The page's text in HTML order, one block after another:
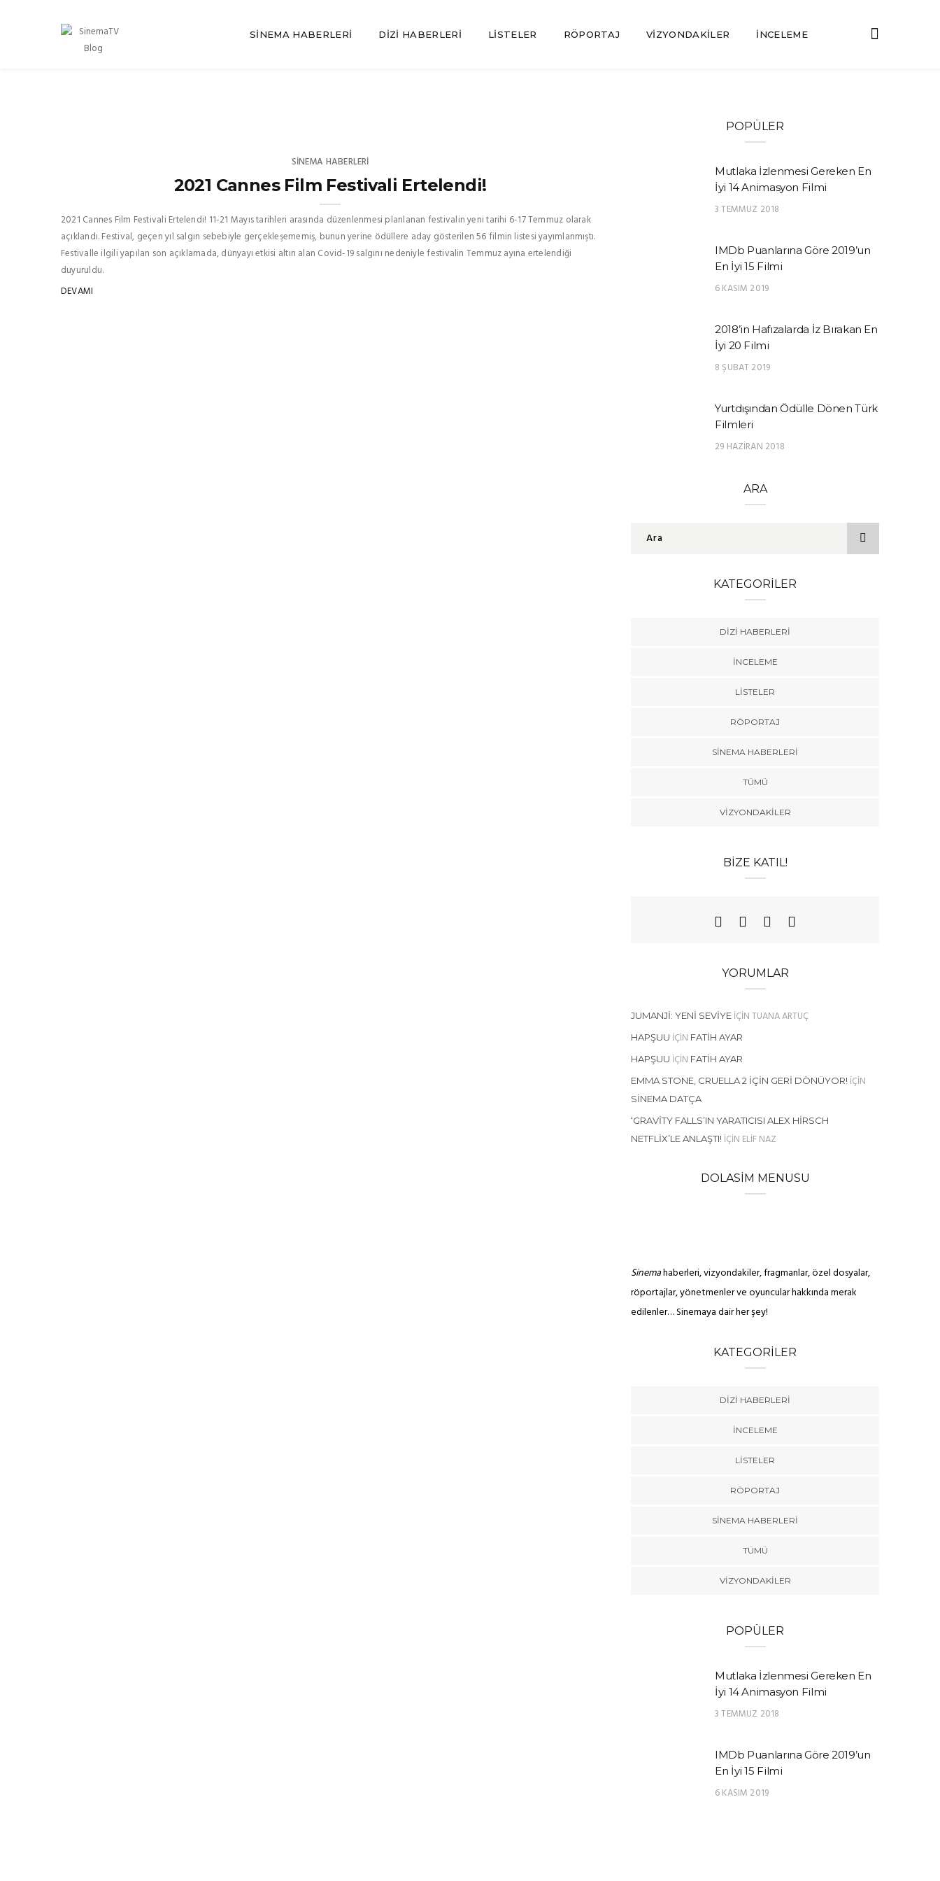
SINEMA HABERLERI DIZI HABERLERI LISTELER RÖPORTAJ VIZYONDAKILER İNCELEME
SINEMA HABERLERI
2021 Cannes Film Festivali Ertelendi!
2021 Cannes Film Festivali Ertelendi! 11-21 Mayıs tarihleri arasında düzenlenmesi planlanan festivalin yeni tarihi 6-17 Temmuz olarak
açıklandı. Festival, geçen yıl salgın sebebiyle gerçekleşememiş, bunun yerine ödüllere aday gösterilen 56 filmin listesi yayımlanmıştı.
Festivalle ilgili yapılan son açıklamada, dünyayı etkisi altın alan Covid-19 salgını nedeniyle festivalin Temmuz ayına ertelendiği
duyuruldu.
DEVAMI
POPÜLER
Mutlaka İzlenmesi Gereken En
İyi 14 Animasyon Filmi
3 TEMMUZ 2018
IMDb Puanlarına Göre 2019’un
En İyi 15 Filmi
6 KASIM 2019
2018’in Hafızalarda İz Bırakan En
İyi 20 Filmi
8 ŞUBAT 2019
Yurtdışından Ödülle Dönen Türk
Filmleri
29 HAZIRAN 2018
ARA
KATEGORILER
DIZI HABERLERI
İNCELEME
LISTELER
RÖPORTAJ
SINEMA HABERLERI
TÜMÜ
VIZYONDAKILER
BIZE KATIL!
YORUMLAR
JUMANJI: YENI SEVIYE IÇINTUANA ARTUÇ
HAPŞUU IÇIN FATIH AYAR
HAPŞUU IÇIN FATIH AYAR
EMMA STONE, CRUELLA 2 İÇIN GERI DÖNÜYOR! IÇIN
SINEMA DATÇA
‘GRAVITY FALLS’IN YARATICISI ALEX HIRSCH
NETFLIX’LE ANLAŞTI! IÇIN ELIF NAZ
DOLASIM MENUSU
Sinemahaberleri, vizyondakiler, fragmanlar, özel dosyalar,
röportajlar, yönetmenler ve oyuncular hakkında merak
edilenler… Sinemaya dair her şey!
KATEGORILER
DIZI HABERLERI
İNCELEME
LISTELER
RÖPORTAJ
SINEMA HABERLERI
TÜMÜ
VIZYONDAKILER
POPÜLER
Mutlaka İzlenmesi Gereken En
İyi 14 Animasyon Filmi
3 TEMMUZ 2018
IMDb Puanlarına Göre 2019’un
En İyi 15 Filmi
6 KASIM 2019